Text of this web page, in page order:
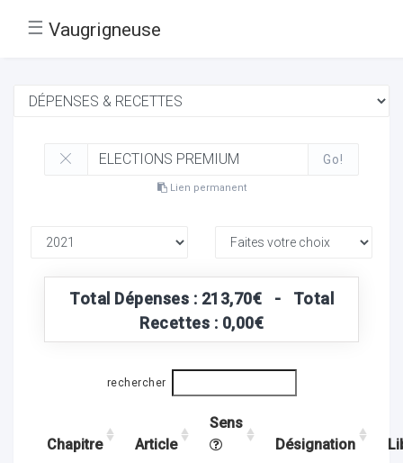
☰ Vaugrigneuse
Go!
Lien permanent
Total Dépenses : 213,70€ - Total
Recettes : 0,00€
rechercher
Chapitre Article
Sens
Désignation